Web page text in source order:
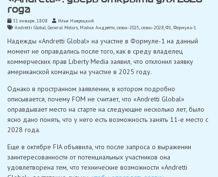
года
31 января, 18:08
Илья Навроцкий
Andretti Global,General Motors, Майкл Андретти,сезон-2025,сезон-2028,Ф1,Формула-1
Надежды «Andretti Global» на участие в Формуле-1 на данный
момент не оправдались после того, как в среду владелец
коммерческих прав Liberty Media заявил, что отклонил заявку
американской команды на участие в 2025 году.
Однако в пространном заявлении, в котором подробно
описывается, почему FOM не считает, что «Andretti Global»
оправдывает место на старте на следующие несколько лет, было
ясно дано понять, что у него есть возможность занять 11-е место с
2028 года.
Еще в октябре FIA объявила, что после запроса о выражении
заинтересованности от потенциальных участников она
удовлетворена тем, что технические возможности «Andretti